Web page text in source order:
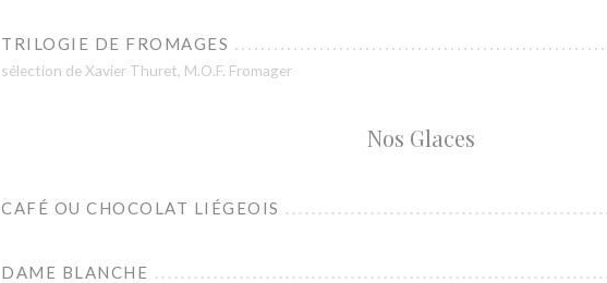
TRILOGIE DE FROMAGES
sélection de Xavier Thuret, M.O.F. Fromager
Nos Glaces
CAFÉ OU CHOCOLAT LIÉGEOIS
DAME BLANCHE